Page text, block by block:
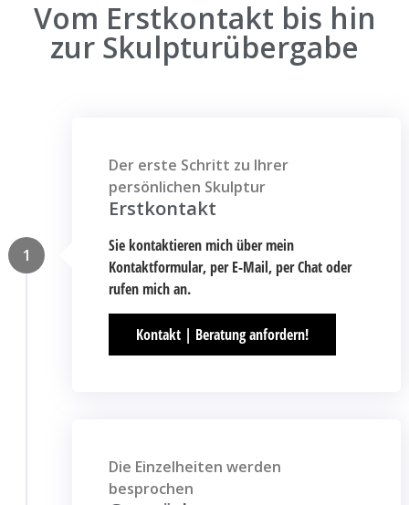
Vom Erstkontakt bis hin
zur Skulpturübergabe
Der erste Schritt zu Ihrer
persönlichen Skulptur
Erstkontakt
Sie kontaktieren mich über mein
Kontaktformular, per E-Mail, per Chat oder
rufen mich an.
Kontakt | Beratung anfordern!
1
Die Einzelheiten werden
besprochen